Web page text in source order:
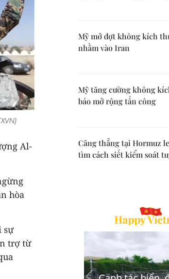
Al-
hòa
sự
trợ từ
Mỹ mở đợt không kích
nhằm vào Iran
Mỹ tăng cường không
báo mở rộng tấn công
Căng thẳng tại Hormuz
tìm cách siết kiểm soát